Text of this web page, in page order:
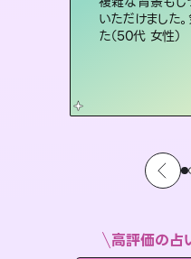
いただけました
た（50代 女性）
感じました
とうご
しゃ
打持
高評価の占